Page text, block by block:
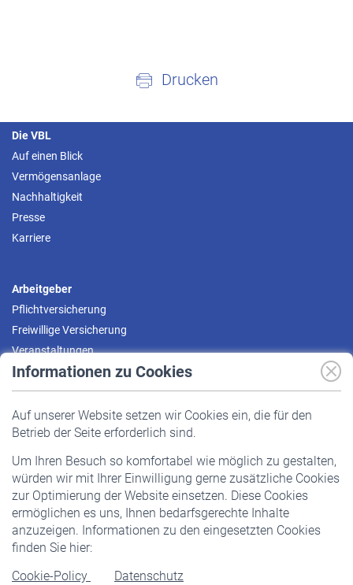
Informationen zu Cookies
Auf unserer Website setzen wir Cookies ein, die für den
Betrieb der Seite erforderlich sind.
Um Ihren Besuch so komfortabel wie möglich zu gestalten,
würden wir mit Ihrer Einwilligung gerne zusätzliche Cookies
zur Optimierung der Website einsetzen. Diese Cookies
ermöglichen es uns, Ihnen bedarfsgerechte Inhalte
anzuzeigen. Informationen zu den eingesetzten Cookies
finden Sie hier:
Cookie-Policy
Datenschutz
Drucken
Die VBL
Auf einen Blick
Vermögensanlage
Nachhaltigkeit
Presse
Karriere
Arbeitgeber
Pflichtversicherung
Freiwillige Versicherung
Veranstaltungen
Pflichtversicherung
Staatliche Förderung
Veranstaltungen
Rentner
Rentenbeginn
Rente beantragen